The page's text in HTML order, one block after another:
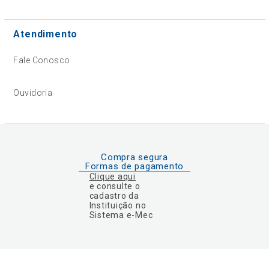
Atendimento
Fale Conosco
Ouvidoria
Compra segura
Formas de pagamento
Clique aqui
e consulte o
cadastro da
Instituição no
Sistema e-Mec